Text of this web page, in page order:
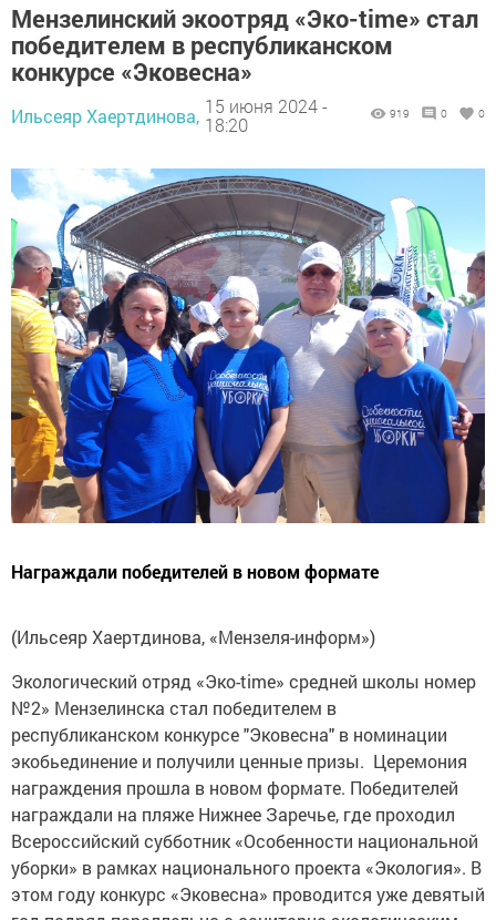
Мензелинский экоотряд «Эко-time» стал
победителем в республиканском
конкурсе «Эковесна»
Ильсеяр Хаертдинова, 15 июня 2024 -
18:20
919 0 0
Награждали победителей в новом формате
(Ильсеяр Хаертдинова, «Мензеля-информ»)
Экологический отряд «Эко-time» средней школы номер
№2» Мензелинска стал победителем в
республиканском конкурсе "Эковесна" в номинации
экобьединение и получили ценные призы. Церемония
награждения прошла в новом формате. Победителей
награждали на пляже Нижнее Заречье, где проходил
Всероссийский субботник «Особенности национальной
уборки» в рамках национального проекта «Экология». В
этом году конкурс «Эковесна» проводится уже девятый